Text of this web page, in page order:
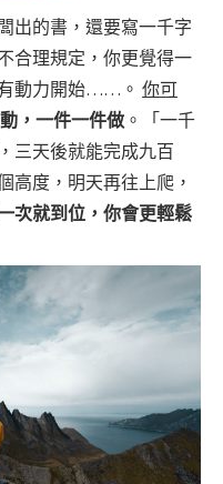
出的書，還要寫一千字
合理規定，你更覺得一
動力開始……。 你可
，一件一件做 。「一千
三天後就能完成九百
高度，明天再往上爬，
次就到位，你會更輕鬆